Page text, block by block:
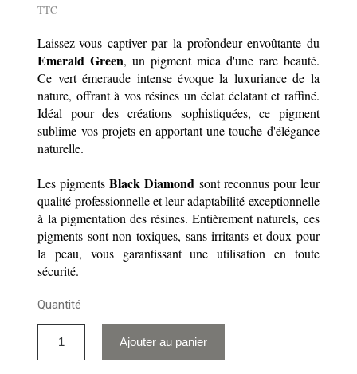
TTC
Laissez-vous captiver par la profondeur envoûtante du
Emerald Green, un pigment mica d'une rare beauté.
Ce vert émeraude intense évoque la luxuriance de la
nature, offrant à vos résines un éclat éclatant et raffiné.
Idéal pour des créations sophistiquées, ce pigment
sublime vos projets en apportant une touche d'élégance
naturelle.
Les pigmentsBlack Diamond sont reconnus pour leur
qualité professionnelle et leur adaptabilité exceptionnelle
à la pigmentation des résines. Entièrement naturels, ces
pigments sont non toxiques, sans irritants et doux pour
la peau, vous garantissant une utilisation en toute
sécurité.
Quantité
Ajouter au panier